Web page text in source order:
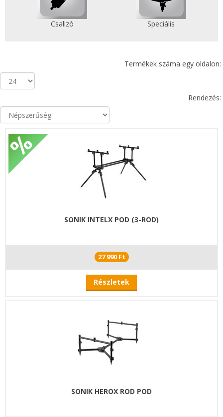
Csalizó Speciális
Termékek száma egy oldalon:
Rendezés:
SONIK INTELX POD (3-ROD)
27 990 Ft
Részletek
SONIK HEROX ROD POD